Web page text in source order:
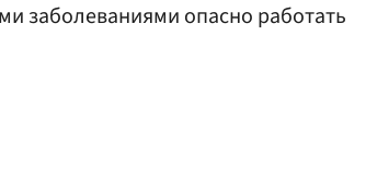
заболеваниями опасно работать